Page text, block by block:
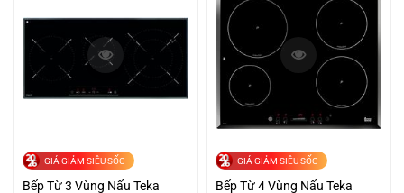
GIÁ GIẢM SIÊU SỐC
Bếp Từ 3 Vùng Nấu Teka
GIÁ GIẢM SIÊU SỐC
Bếp Từ 4 Vùng Nấu Teka